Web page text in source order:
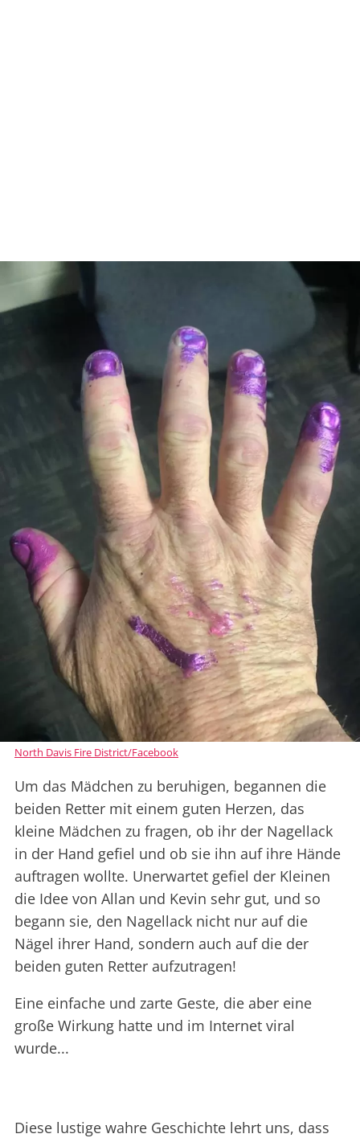
North Davis Fire District/Facebook
Um das Mädchen zu beruhigen, begannen die
beiden Retter mit einem guten Herzen, das
kleine Mädchen zu fragen, ob ihr der Nagellack
in der Hand gefiel und ob sie ihn auf ihre Hände
auftragen wollte. Unerwartet gefiel der Kleinen
die Idee von Allan und Kevin sehr gut, und so
begann sie, den Nagellack nicht nur auf die
Nägel ihrer Hand, sondern auch auf die der
beiden guten Retter aufzutragen!
Eine einfache und zarte Geste, die aber eine
große Wirkung hatte und im Internet viral
wurde...
Diese lustige wahre Geschichte lehrt uns, dass